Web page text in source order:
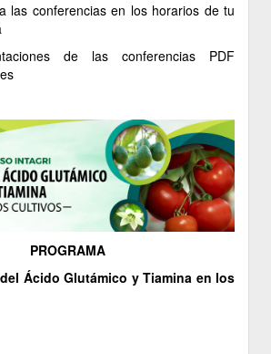
las conferencias en los horarios de tu
de las conferencias PDF
PROGRAMA
Ácido Glutámico y Tiamina en los